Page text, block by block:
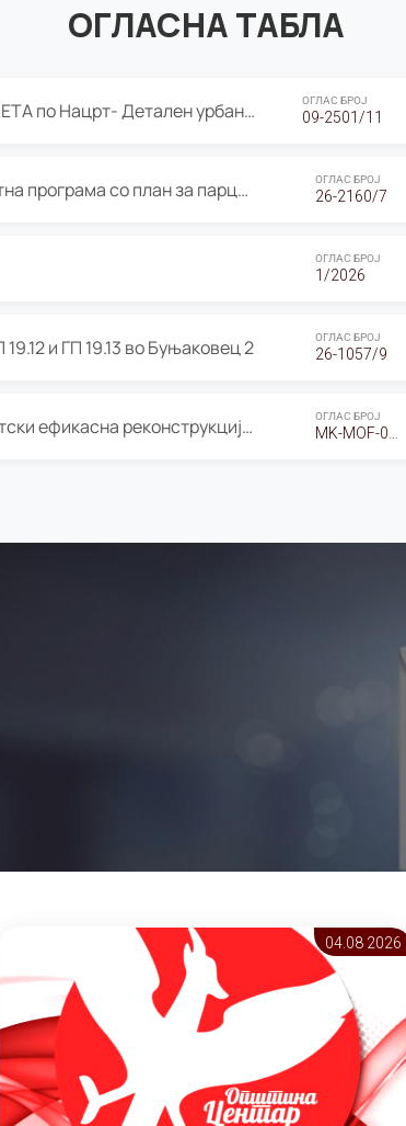
ОГЛАСНА ТАБЛА
ЈАВНА ПРЕЗЕНТАЦИЈА И ЈАВНА АНКЕТА по Нацрт- Детален урбанистички план Градска четврт Ј 05- Барутана, Општина Центар- Скопје, плански период 2025-2030 ОГЛАС БРОЈ
09-2501/11
ОГЛАС за Јавно излагање на Проектна програма со план за парцелација за Урбанистички проект со план за парцелација за спојување на ГП 20.12 и ГП 20.37 од Изменување и дополнување на Детален урбанистички план Буњаковец 2, Општина Центар – Скопје ОГЛАС БРОЈ
26-2160/7
ОГЛАС БРОЈ
1/2026
и ГП 19.13 во Буњаковец 2 ОГЛАС БРОЈ
26-1057/9
Оглас за Барање понуди за “Енергетски ефикасна реконструкција на објектот ООУ „Св. Кирил и Методиј" ОГЛАС БРОЈ
04.08 2026